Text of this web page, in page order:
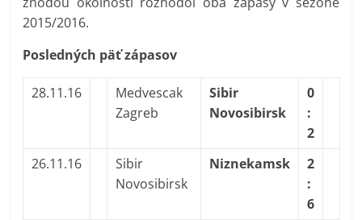
2015/2016.
Posledných päť zápasov
28.11.16
Medvescak
Zagreb
Sibir
Novosibirsk
0
:
2
26.11.16
Sibir
Novosibirsk
Niznekamsk
2
:
6